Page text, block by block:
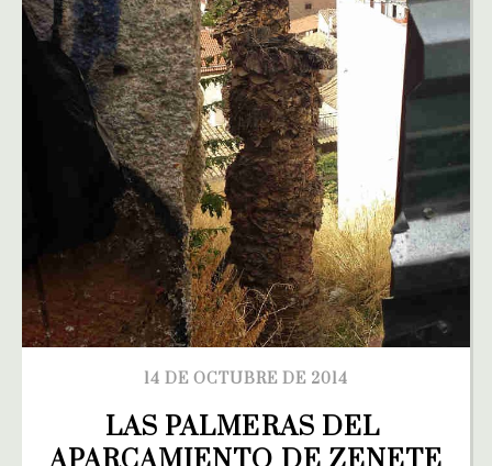
14 DE OCTUBRE DE 2014
LAS PALMERAS DEL